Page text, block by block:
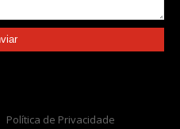
Política de Privacidade